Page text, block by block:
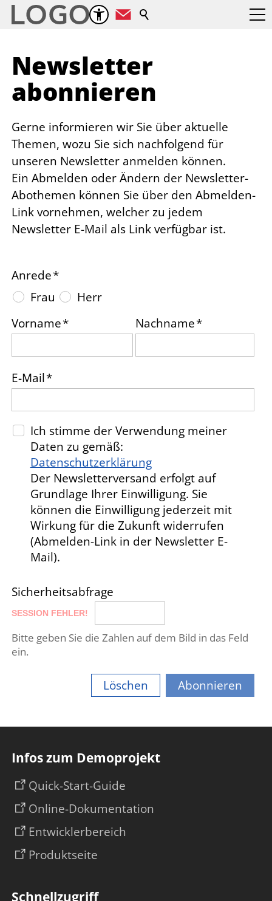
Suche
Newsletter
abonnieren
Gerne informieren wir Sie über aktuelle
Themen, wozu Sie sich nachfolgend für
unseren Newsletter anmelden können.
Ein Abmelden oder Ändern der Newsletter-
Abothemen können Sie über den Abmelden-
Link vornehmen, welcher zu jedem
Newsletter E-Mail als Link verfügbar ist.
Anrede*
Frau
Herr
Vorname* Nachname*
E-Mail*
Hinweis
Das versteckte Feld
"hasSubscriptions" auf den Wert
1 setzen, damit die Auswahl der
Newsletterthemen verwendet
wird (Abo-Themen).
Bitte beachten, daß auch beim
gegeben wird, entweder
komplett aus einem Verteiler
oder nur von bestimmten
Aktuelle Meldungen
Unternehmensmeldungen
Ich stimme der Verwendung meiner
Daten zu gemäß:
Datenschutzerklärung
Der Newsletterversand erfolgt auf
Grundlage Ihrer Einwilligung. Sie
können die Einwilligung jederzeit mit
Wirkung für die Zukunft widerrufen
(Abmelden-Link in der Newsletter E-
Mail).
Sicherheitsabfrage
Bitte geben Sie die Zahlen auf dem Bild in das Feld
ein.
Löschen Abonnieren
Infos zum Demoprojekt
Quick-Start-Guide
Online-Dokumentation
Entwicklerbereich
Produktseite
Schnellzugriff